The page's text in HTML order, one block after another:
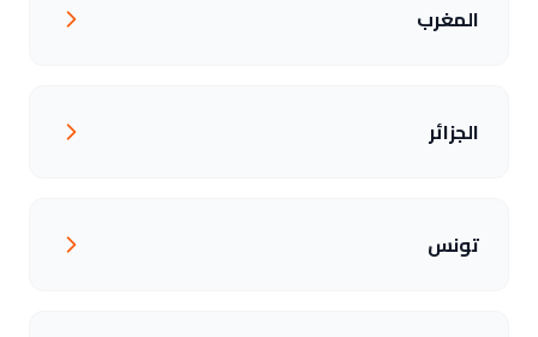
المغرب
الجزائر
تونس